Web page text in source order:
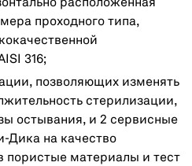
расположенная
проходного типа,
316;
позволяющих изменять
стерилизации,
остывания, и 2 сервисные
Дика на качество
пористые материалы и тест